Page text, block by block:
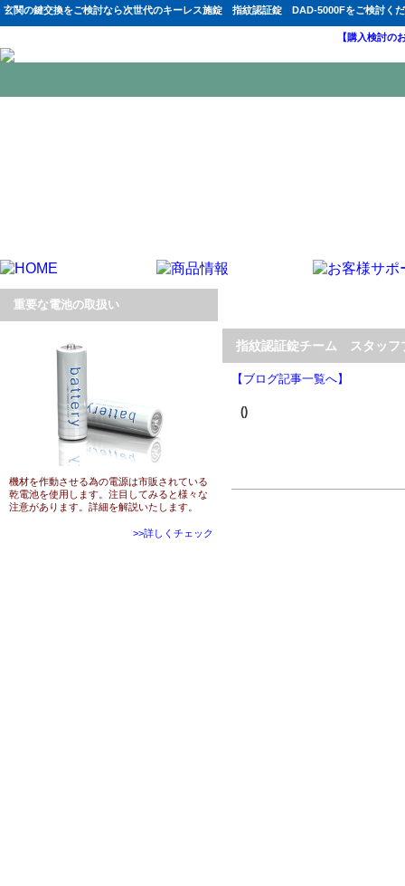
玄関の鍵交換をご検討なら次世代のキーレス施錠 指紋認証錠 DAD-5000Fをご検討く
【購入検討
重要な電池の取扱い
機材を作動させる為の電源は市販されている
乾電池を使用します。注目してみると様々な
注意があります。詳細を解説いたします。
>>詳しくチェック
指紋認証錠チーム スタッフ
【ブログ記事一覧へ】
()